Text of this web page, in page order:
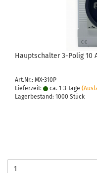
Haupt­schal­ter 3-​Polig 10
Art.Nr.: MX-310P
Lieferzeit:
ca. 1-3 Tage
Lagerbestand: 1000 Stück